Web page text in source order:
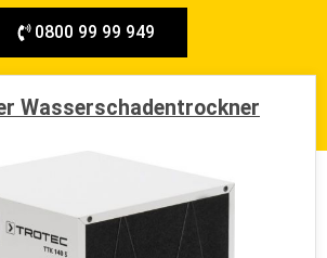
0800 99 99 949
machen-trocken.de
Wasserschadentrockner